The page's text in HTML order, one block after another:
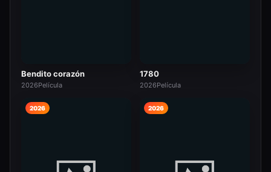
Bendito corazón
2026Película
1780
2026Película
2026 2026